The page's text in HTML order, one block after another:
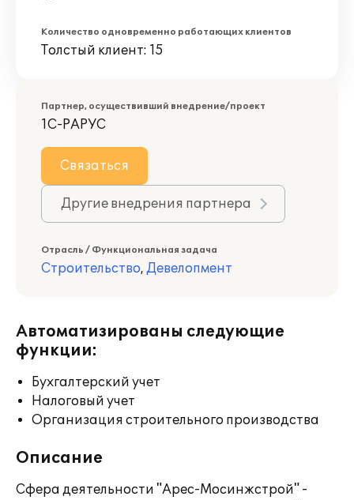
Количество одновременно работающих клиентов
Толстый клиент: 15
Партнер, осуществивший внедрение/проект
1С-РАРУС
Связаться
Другие внедрения партнера
Отрасль / Функциональная задача
Строительство, Девелопмент
Автоматизированы следующие
функции:
Бухгалтерский учет
Налоговый учет
Организация строительного производства
Описание
Сфера деятельности "Арес-Мосинжстрой" -